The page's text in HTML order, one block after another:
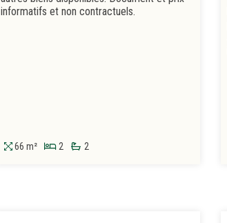
informatifs et non contractuels.
66 m² 2 2